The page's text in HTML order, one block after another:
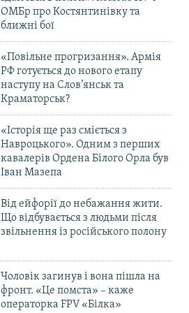
ОМБр про Костянтинівку та
ближні бої
«Повільне прогризання». Армія
РФ готується до нового етапу
наступу на Слов’янськ та
Краматорськ?
«Історія ще раз сміється з
Навроцького». Одним з перших
кавалерів Ордена Білого Орла був
Іван Мазепа
Від ейфорії до небажання жити.
Що відбувається з людьми після
звільнення із російського полону
Чоловік загинув і вона пішла на
фронт. «Це помста» – каже
операторка FPV «Білка»